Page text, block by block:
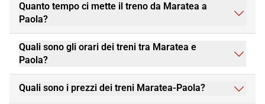
Quanto tempo ci mette il treno da Maratea a
Paola?
Quali sono gli orari dei treni tra Maratea e
Paola?
Quali sono i prezzi dei treni Maratea-Paola?